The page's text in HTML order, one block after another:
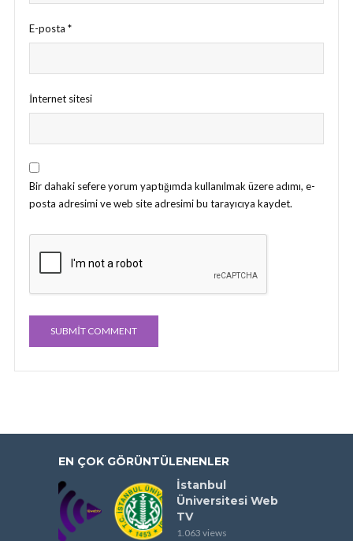
E-posta *
İnternet sitesi
Bir dahaki sefere yorum yaptığımda kullanılmak üzere adımı, e-
posta adresimi ve web site adresimi bu tarayıcıya kaydet.
EN ÇOK GÖRÜNTÜLENENLER
İstanbul
Üniversitesi Web
TV
1.063 views